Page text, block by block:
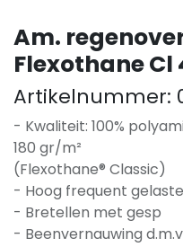
Am.
Flexothane
Artikelnummer:
- Kwaliteit: 100%
180 gr/m²
(Flexothane® Classic)
- Hoog frequent
- Bretellen met gesp
- Beenvernauwing